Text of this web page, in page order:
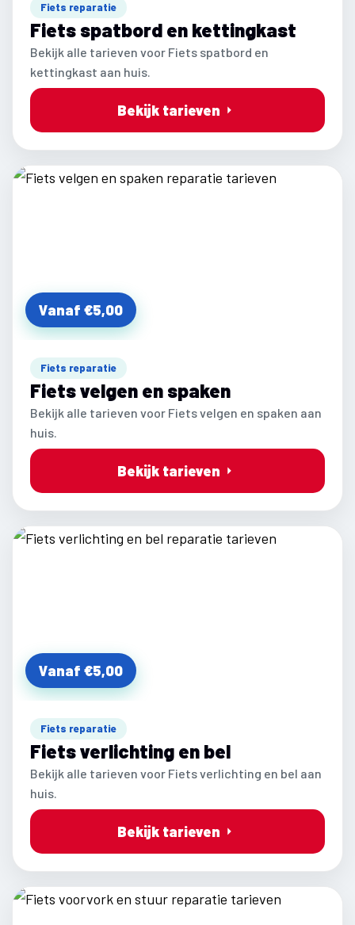
Fiets reparatie
Fiets spatbord en kettingkast
Bekijk alle tarieven voor Fiets spatbord en
kettingkast aan huis.
Bekijk tarieven
Vanaf €5,00
Fiets reparatie
Fiets velgen en spaken
Bekijk alle tarieven voor Fiets velgen en spaken aan
huis.
Bekijk tarieven
Vanaf €5,00
Fiets reparatie
Fiets verlichting en bel
Bekijk alle tarieven voor Fiets verlichting en bel aan
huis.
Bekijk tarieven